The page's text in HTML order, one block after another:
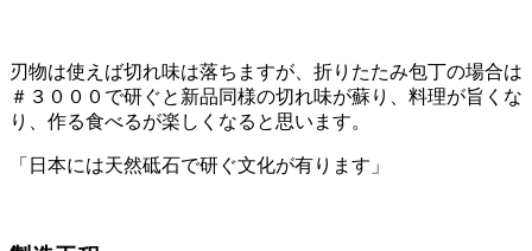
刃物は使えば切れ味は落ちますが、折りたたみ包丁の場合は
＃３０００で研ぐと新品同様の切れ味が蘇り、料理が旨くな
り、作る食べるが楽しくなると思います。
「日本には天然砥石で研ぐ文化が有ります」